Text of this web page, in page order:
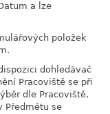
a lze
položek
dohledávač
Pracoviště se při
dle Pracoviště.
Předmětu se